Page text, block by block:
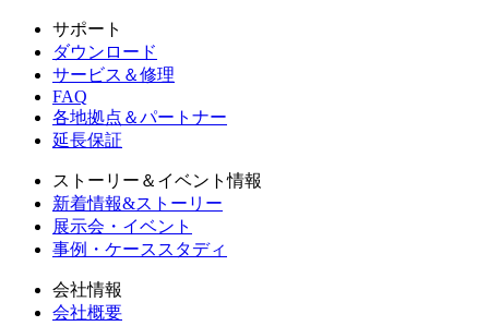
サポート
ダウンロード
サービス＆修理
FAQ
各地拠点＆パートナー
延長保証
ストーリー＆イベント情報
新着情報&ストーリー
展示会・イベント
事例・ケーススタディ
会社情報
会社概要